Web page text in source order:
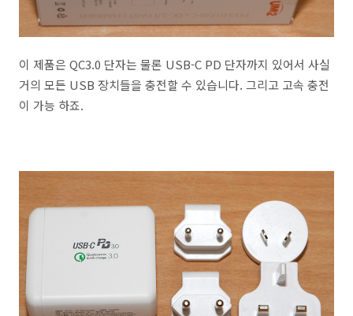
이 제품은 QC3.0 단자는 물론 USB-C PD 단자까지 있어서 사실
거의 모든 USB 장치들을 충전할 수 있습니다. 그리고 고속 충전
이 가능 하죠.